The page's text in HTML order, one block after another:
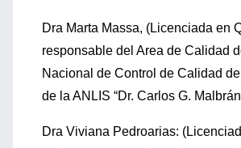
Dra Marta Massa, (Licenciada en
responsable del Area de Calidad
Nacional de Control de Calidad
de la ANLIS “Dr. Carlos G.
Dra Viviana Pedroarias: